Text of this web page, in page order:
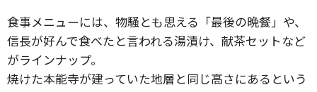
食事メニューには、物騒とも思える「最後の晩餐」や、
信長が好んで食べたと言われる湯漬け、献茶セットなど
がラインナップ。
焼けた本能寺が建っていた地層と同じ高さにあるという